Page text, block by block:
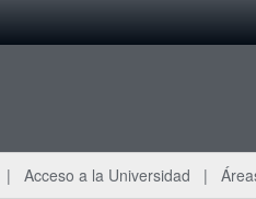
Acceso a la Universidad